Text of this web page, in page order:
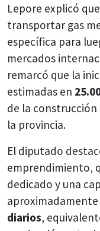
Lepore explicó
transportar gas
específica para
mercados
remarcó que la
estimadas en
de la
la provincia.
El diputado
emprendimiento,
dedicado y una
aproximadamente
diarios,